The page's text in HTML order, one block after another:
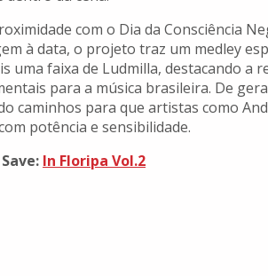
com o Dia da Consciência
à data, o projeto traz um medley
uma faixa de Ludmilla, destacando a
para a música brasileira. De
caminhos para que artistas como
potência e sensibilidade.
In Floripa Vol.2